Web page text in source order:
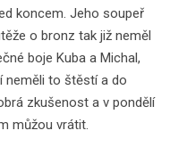
koncem. Jeho soupeř
o bronz tak již neměl
boje Kuba a Michal,
neměli to štěstí a do
zkušenost a v pondělí
můžou vrátit.